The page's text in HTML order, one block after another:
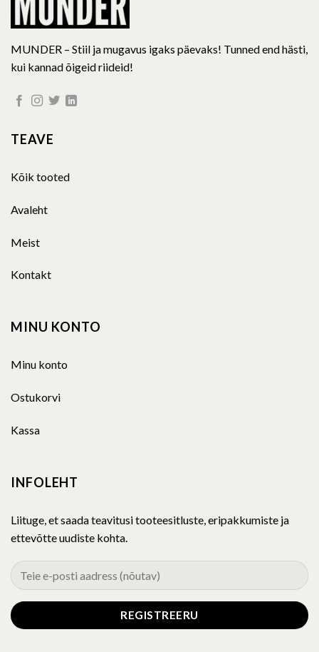
MUNDER – Stiil ja mugavus igaks päevaks! Tunned end hästi,
kui kannad õigeid riideid!
TEAVE
Kõik tooted
Avaleht
Meist
Kontakt
MINU KONTO
Minu konto
Ostukorvi
Kassa
INFOLEHT
Liituge, et saada teavitusi tooteesitluste, eripakkumiste ja
ettevõtte uudiste kohta.